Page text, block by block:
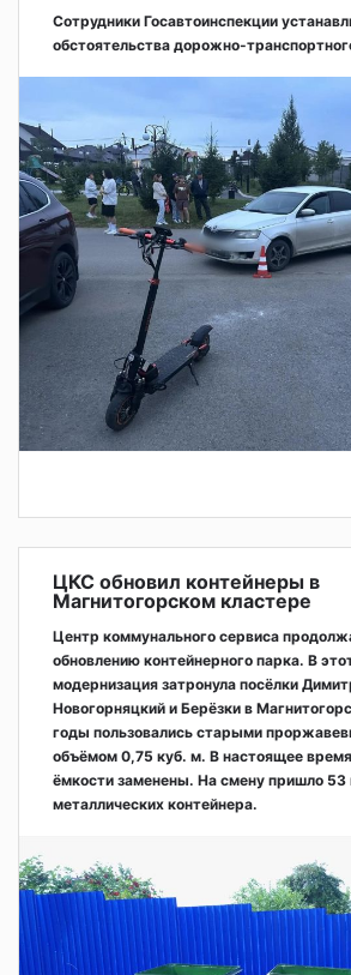
Сотрудники Госавтоинспекции
обстоятельства дорожно-
ЦКС обновил контейнеры в
Магнитогорском кластере
Центр коммунального сервиса
обновлению контейнерного парка. В
модернизация затронула посёлки
Новогорняцкий и Берёзки в
годы пользовались старыми
объёмом 0,75 куб. м. В настоящее
ёмкости заменены. На смену пришло 53
металлических контейнера.